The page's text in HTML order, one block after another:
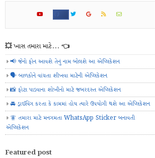
💥 ખાસ તમારા માટે... 👈
📢 જેનો ફોન આવશે તેનું નામ બોલશે આ એપ્લિકેશન
🗣️ બાળકોને વાંચતા શીખવા માટેની એપ્લિકેશન
📸 ફોટા પાડવાના શોખીનો માટે જબરદસ્ત એપ્લિકેશન
🚘 ડ્રાઈવિંગ કરતા કે કામમાં હોય ત્યારે ઉપયોગી થશે આ એપ્લિકેશન
🧚 તમારા માટે મનગમતા WhatsApp Sticker બનાવતી
એપ્લિકેશન
Featured post